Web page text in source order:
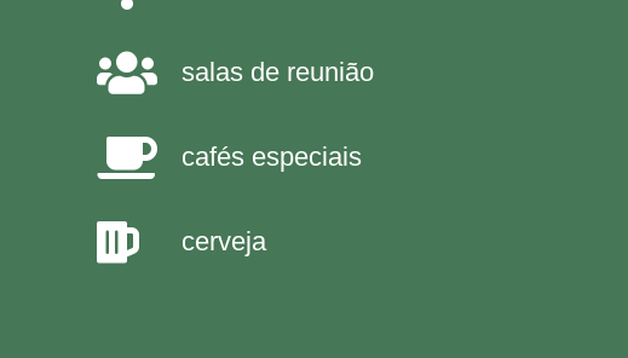
salas de reunião
cafés especiais
cerveja